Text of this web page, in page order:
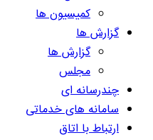
کمیسیون ها
گزارش ها
گزارش ها
مجلس
چندرسانه ای
سامانه های خدماتی
ارتباط با اتاق